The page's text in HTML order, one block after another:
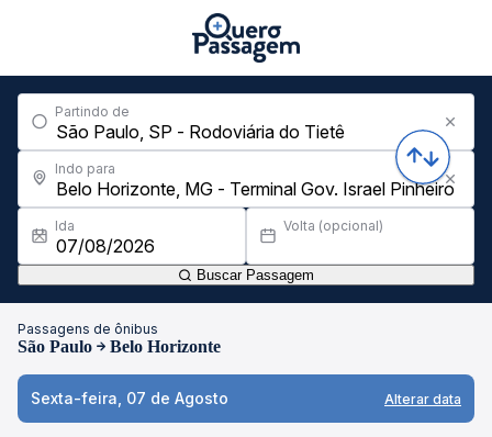
Partindo de
Indo para
Ida Volta (opcional)
Buscar Passagem
Passagens de ônibus
São Paulo Belo Horizonte
Sexta-feira, 07 de Agosto Alterar data